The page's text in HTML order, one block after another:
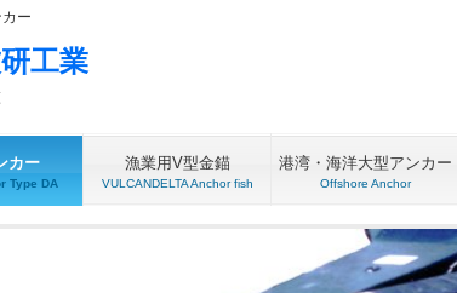
ー
工業
カー
Type DA
漁業用V型金錨
VULCANDELTA Anchor fish
港湾・海洋大型アンカー
Offshore Anchor